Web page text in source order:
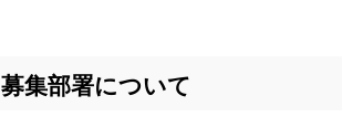
募集部署について